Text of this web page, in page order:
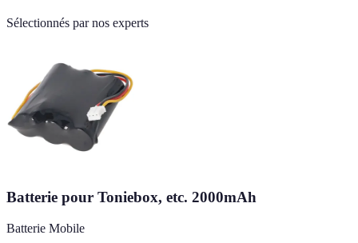
Sélectionnés par nos experts
Batterie pour Toniebox, etc. 2000mAh
Batterie Mobile